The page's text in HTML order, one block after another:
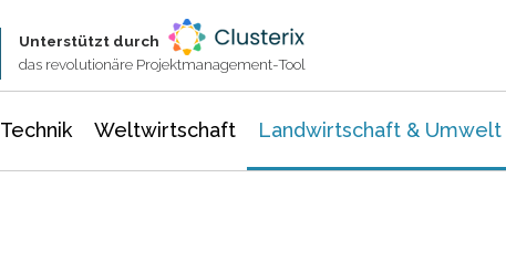
Unterstützt durch
das revolutionäre Projektmanagement-Tool
Technik Weltwirtschaft Landwirtschaft & Umwelt